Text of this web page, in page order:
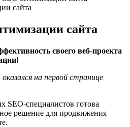
сайта
сайта
своего веб-проекта
на первой странице
SEO-специалистов готова
решение для продвижения